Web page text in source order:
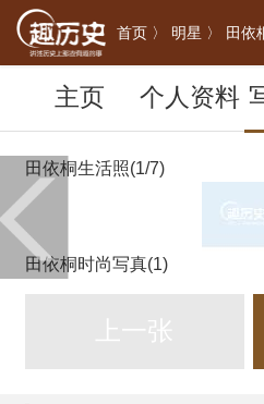
首页 〉 明星 〉 田依
主页 个人资料
田依桐生活照(1/7)
田依桐时尚写真(1)